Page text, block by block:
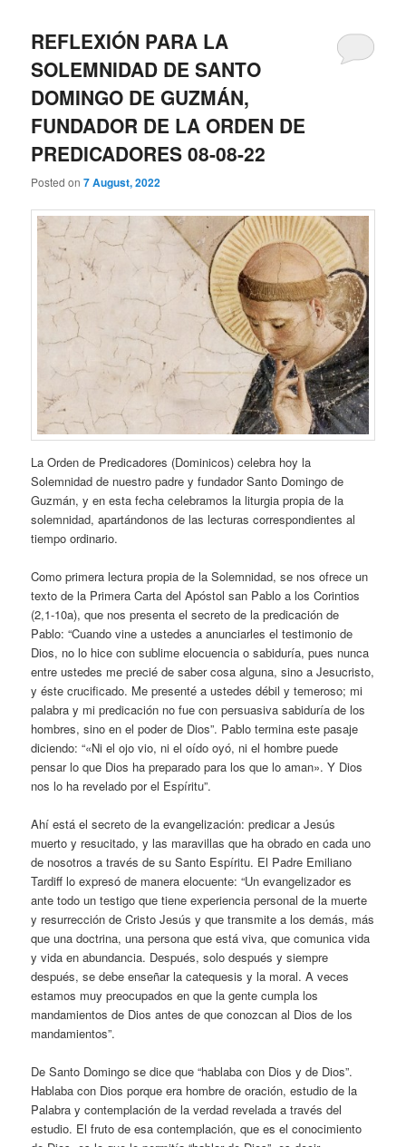
REFLEXIÓN PARA LA
SOLEMNIDAD DE SANTO
DOMINGO DE GUZMÁN,
FUNDADOR DE LA ORDEN DE
PREDICADORES 08-08-22
Posted on7 August, 2022
La Orden de Predicadores (Dominicos) celebra hoy la
Solemnidad de nuestro padre y fundador Santo Domingo de
Guzmán, y en esta fecha celebramos la liturgia propia de la
solemnidad, apartándonos de las lecturas correspondientes al
tiempo ordinario.
Como primera lectura propia de la Solemnidad, se nos ofrece un
texto de la Primera Carta del Apóstol san Pablo a los Corintios
(2,1-10a), que nos presenta el secreto de la predicación de
Pablo: “Cuando vine a ustedes a anunciarles el testimonio de
Dios, no lo hice con sublime elocuencia o sabiduría, pues nunca
entre ustedes me precié de saber cosa alguna, sino a Jesucristo,
y éste crucificado. Me presenté a ustedes débil y temeroso; mi
palabra y mi predicación no fue con persuasiva sabiduría de los
hombres, sino en el poder de Dios”. Pablo termina este pasaje
diciendo: “«Ni el ojo vio, ni el oído oyó, ni el hombre puede
pensar lo que Dios ha preparado para los que lo aman». Y Dios
nos lo ha revelado por el Espíritu”.
Ahí está el secreto de la evangelización: predicar a Jesús
muerto y resucitado, y las maravillas que ha obrado en cada uno
de nosotros a través de su Santo Espíritu. El Padre Emiliano
Tardiff lo expresó de manera elocuente: “Un evangelizador es
ante todo un testigo que tiene experiencia personal de la muerte
y resurrección de Cristo Jesús y que transmite a los demás, más
que una doctrina, una persona que está viva, que comunica vida
y vida en abundancia. Después, solo después y siempre
después, se debe enseñar la catequesis y la moral. A veces
estamos muy preocupados en que la gente cumpla los
mandamientos de Dios antes de que conozcan al Dios de los
mandamientos”.
De Santo Domingo se dice que “hablaba con Dios y de Dios”.
Hablaba con Dios porque era hombre de oración, estudio de la
Palabra y contemplación de la verdad revelada a través del
estudio. El fruto de esa contemplación, que es el conocimiento